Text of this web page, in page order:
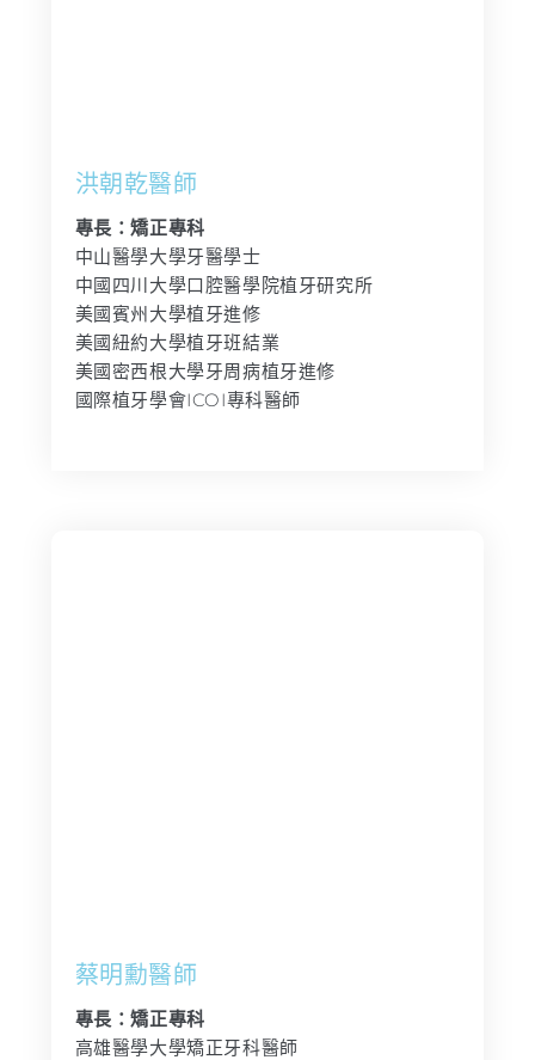
洪朝乾醫師
專長：矯正專科
中山醫學大學牙醫學士
中國四川大學口腔醫學院植牙研究所
美國賓州大學植牙進修
美國紐約大學植牙班結業
美國密西根大學牙周病植牙進修
國際植牙學會ICOI專科醫師
蔡明勳醫師
專長：矯正專科
高雄醫學大學矯正牙科醫師